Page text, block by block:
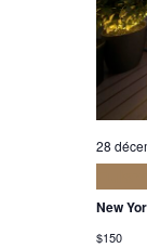
28
New
$150